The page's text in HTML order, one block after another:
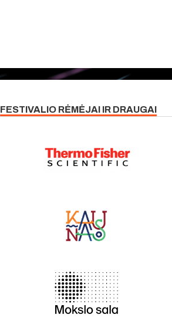
FESTIVALIO RĖMĖJAI IR DRAUGAI